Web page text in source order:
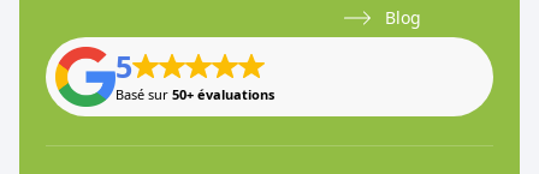
Blog
5
Basé sur 50+ évaluations